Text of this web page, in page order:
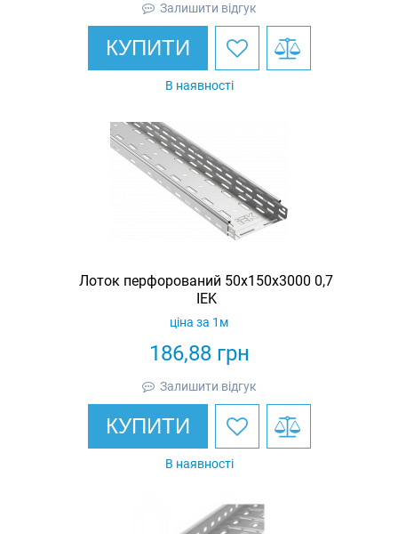
Залишити відгук
КУПИТИ
В наявності
Лоток перфорований 50х150х3000 0,7
IEK
186,88грн
ціна за 1м
Залишити відгук
КУПИТИ
В наявності